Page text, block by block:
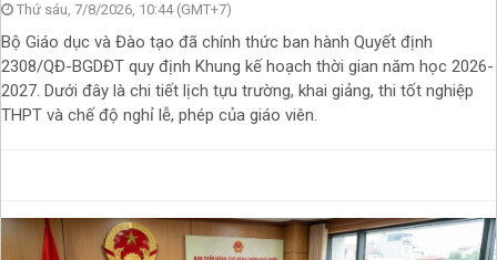
Thứ sáu, 7/8/2026, 10:44 (GMT+7)
Bộ Giáo dục và Đào tạo đã chính thức ban hành Quyết định
2308/QĐ-BGDĐT quy định Khung kế hoạch thời gian năm học 2026-
2027. Dưới đây là chi tiết lịch tựu trường, khai giảng, thi tốt nghiệp
THPT và chế độ nghỉ lễ, phép của giáo viên.